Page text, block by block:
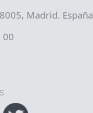
Madrid. España
00